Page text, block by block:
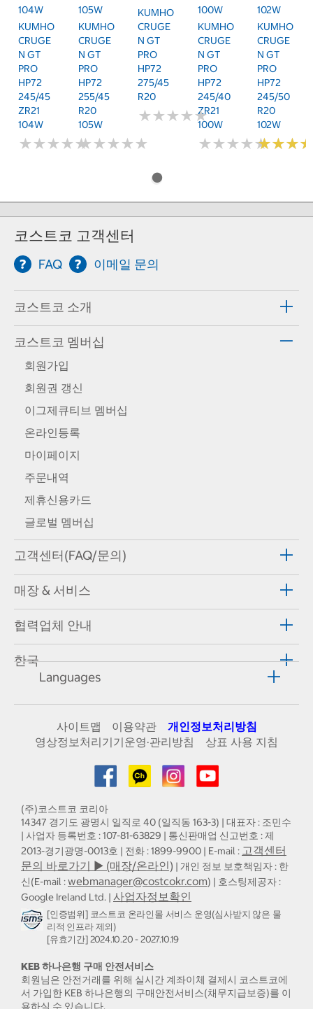
104W
KUMHO
CRUGE
N GT
PRO
HP72
245/45
ZR21
104W
★★★★★
★★★★★
105W
KUMHO
CRUGE
N GT
PRO
HP72
255/45
R20
105W
★★★★★
★★★★★
KUMHO
CRUGE
N GT
PRO
HP72
275/45
R20
★★★★★
★★★★★
100W
KUMHO
CRUGE
N GT
PRO
HP72
245/40
ZR21
100W
★★★★★
★★★★★
102W
KUMHO
CRUGE
N GT
PRO
HP72
245/50
R20
102W
★★★
★★★
코스트코 고객센터
FAQ 이메일 문의
코스트코 소개
코스트코 멤버십
회원가입
회원권 갱신
이그제큐티브 멤버십
온라인등록
마이페이지
주문내역
제휴신용카드
글로벌 멤버십
고객센터(FAQ/문의)
매장 & 서비스
협력업체 안내
한국
Languages
사이트맵 이용약관
개인정보처리방침
영상정보처리기기운영·관리방침
상표 사용 지침
(주)코스트코 코리아
14347 경기도 광명시 일직로 40 (일직동 163-3) | 대표자 : 조민수
| 사업자 등록번호 : 107-81-63829 | 통신판매업 신고번호 : 제
2013-경기광명-0013호 | 전화 : 1899-9900 | E-mail : 고객센터
문의 바로가기 ▶ (매장/온라인) | 개인 정보 보호책임자 : 한
신(E-mail :webmanager@costcokr.com) | 호스팅제공자 :
Google Ireland Ltd. | 사업자정보확인
[인증범위] 코스트코 온라인몰 서비스 운영(심사받지 않은 물
리적 인프라 제외)
[유효기간] 2024.10.20 - 2027.10.19
KEB 하나은행 구매 안전서비스
회원님은 안전거래를 위해 실시간 계좌이체 결제시 코스트코에
서 가입한 KEB 하나은행의 구매안전서비스(채무지급보증)를 이
용하실 수 있습니다.